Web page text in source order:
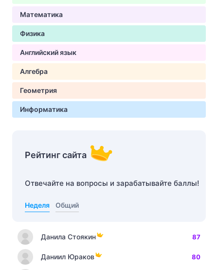
Математика
Физика
Английский язык
Алгебра
Геометрия
Информатика
Рейтинг сайта
Отвечайте на вопросы и зарабатывайте баллы!
Неделя Общий
Данила Стоякин 87
Даниил Юраков 80